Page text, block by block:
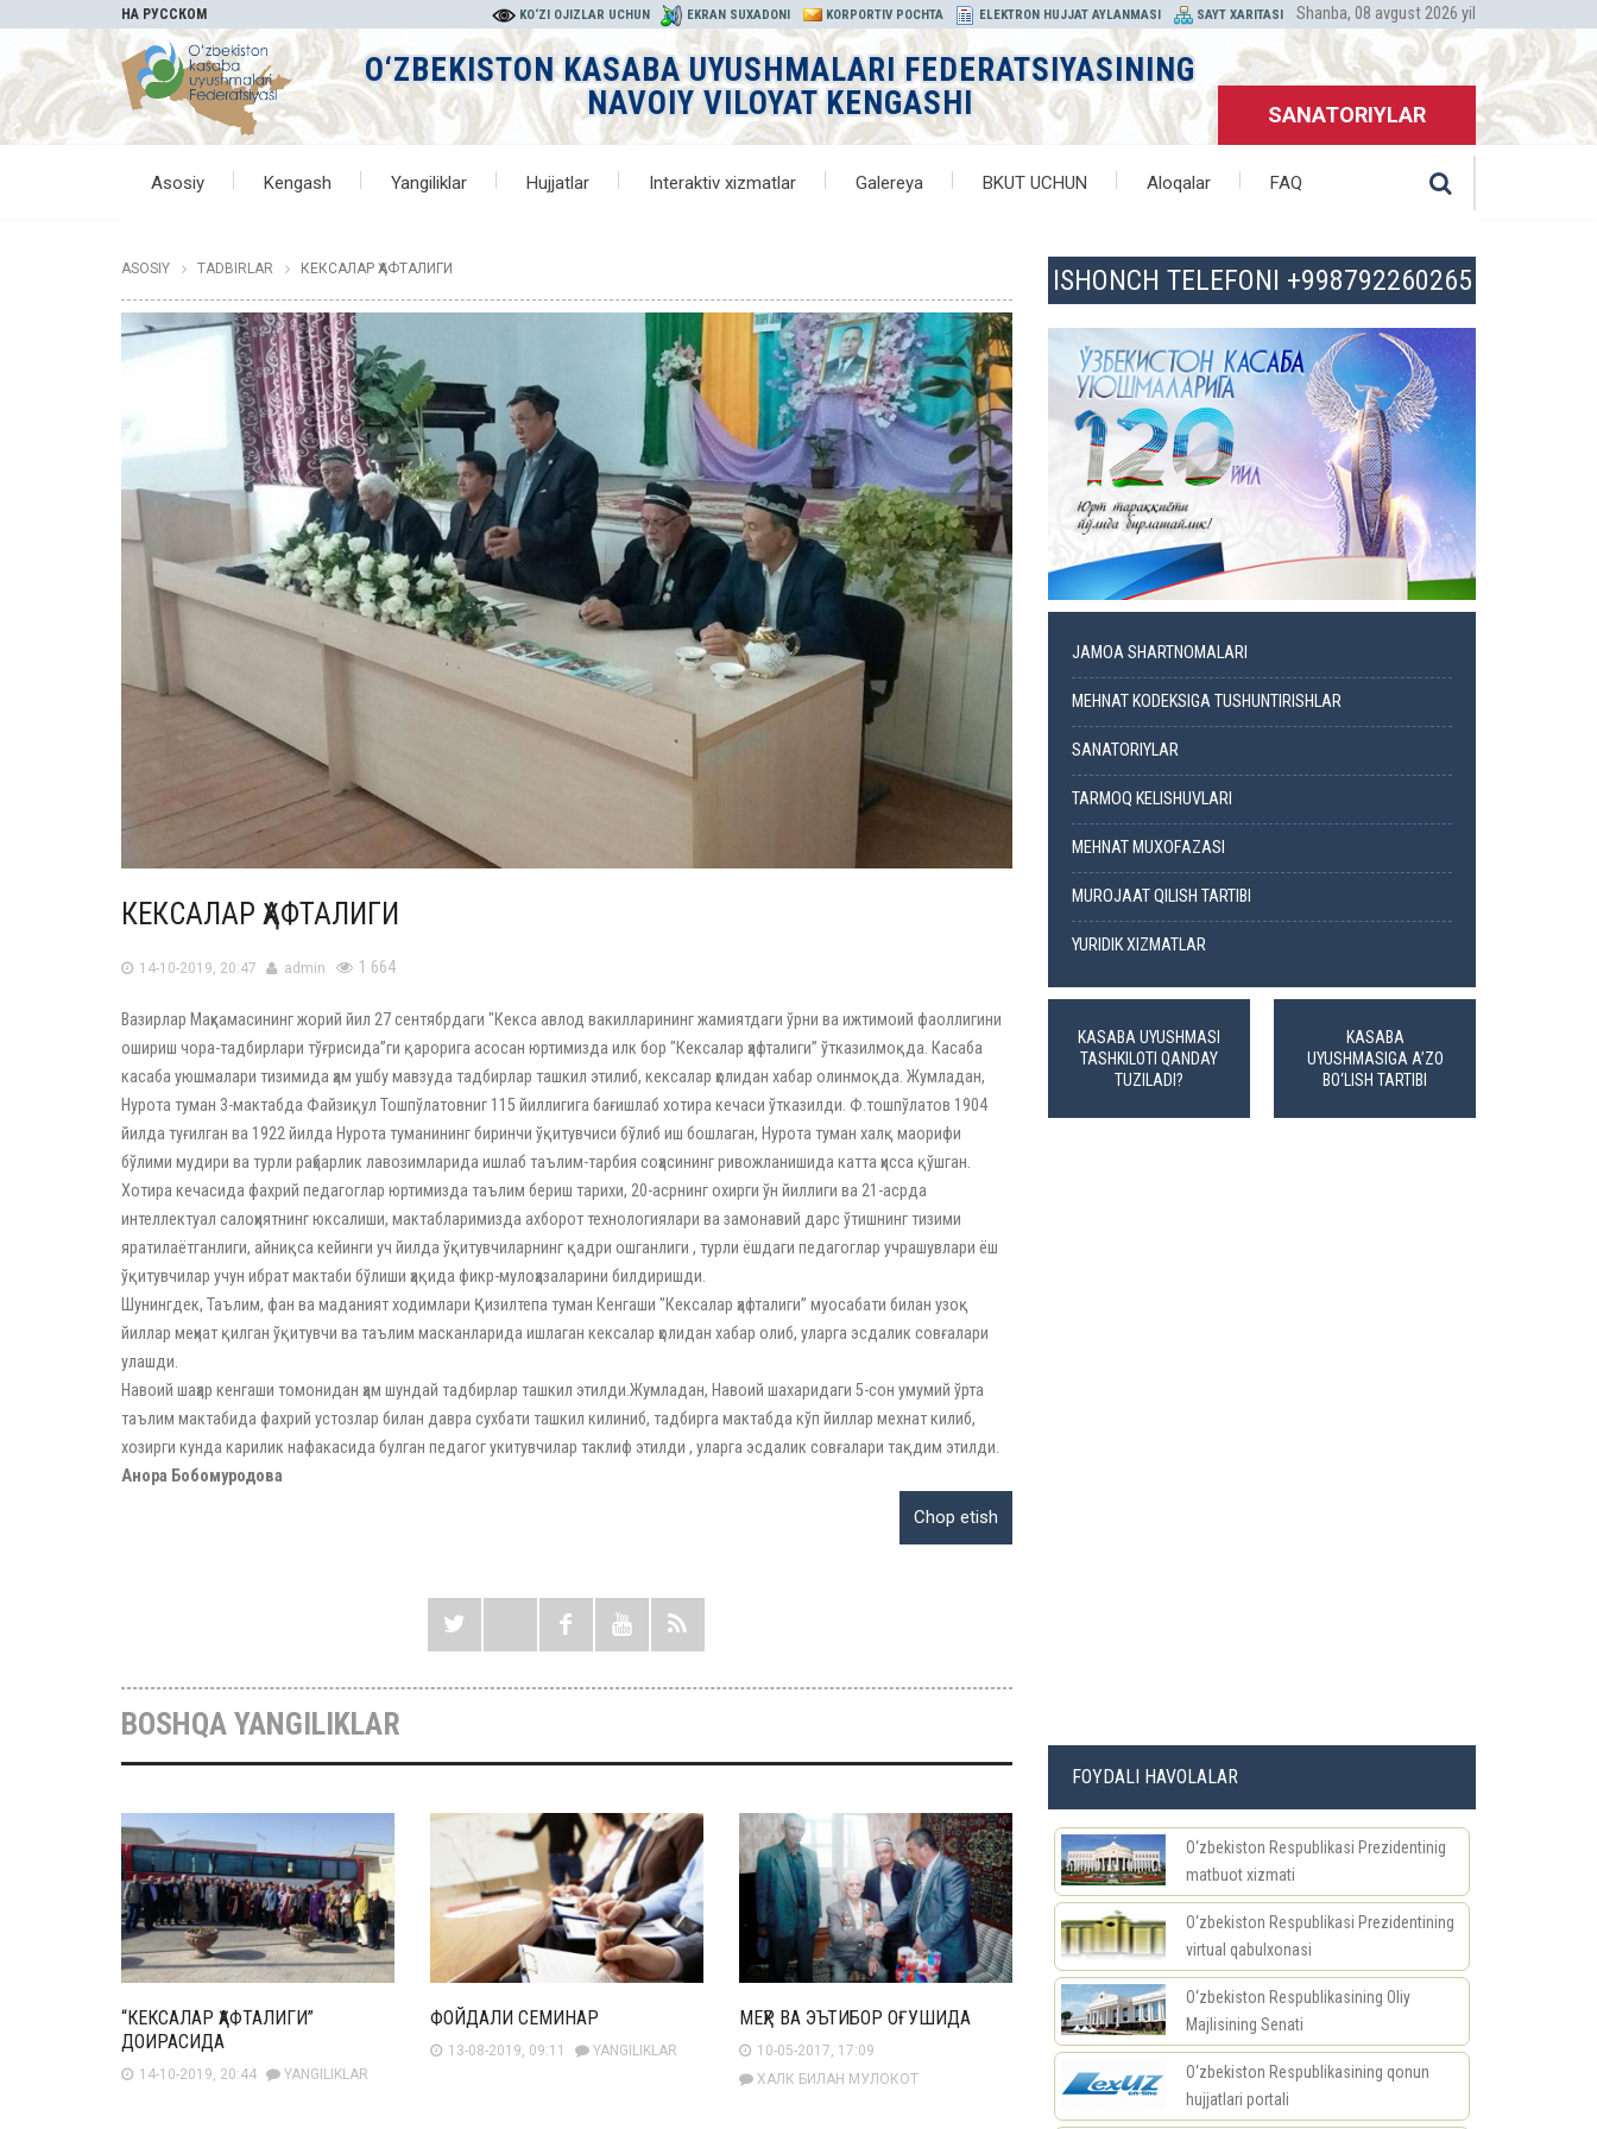
НА РУССКОМ KO‘ZI OJIZLAR UCHUN EKRAN SUXADONI KORPORTIV POCHTA ELEKTRON HUJJAT AYLANMASI SAYT XARITASI Shanba, 08 avgust 2026 yil
O‘ZBEKISTON KASABA UYUSHMALARI FEDERATSIYASINING
NAVOIY VILOYAT KENGASHI
SANATORIYLAR
Asosiy Kengash Yangiliklar Hujjatlar Interaktiv xizmatlar Galereya BKUT UCHUN Aloqalar FAQ
ASOSIY TADBIRLAR КЕКСАЛАР ҲАФТАЛИГИ
КЕКСАЛАР ҲАФТАЛИГИ
14-10-2019, 20:47 admin 1 664
Вазирлар Маҳкамасининг жорий йил 27 сентябрдаги "Кекса авлод вакилларининг жамиятдаги ўрни ва ижтимоий фаоллигини
ошириш чора-тадбирлари тўғрисида”ги қарорига асосан юртимизда илк бор "Кексалар ҳафталиги” ўтказилмоқда. Касаба
касаба уюшмалари тизимида ҳам ушбу мавзуда тадбирлар ташкил этилиб, кексалар ҳолидан хабар олинмоқда. Жумладан,
Нурота туман 3-мактабда Файзиқул Тошпўлатовниг 115 йиллигига бағишлаб хотира кечаси ўтказилди. Ф.тошпўлатов 1904
йилда туғилган ва 1922 йилда Нурота туманининг биринчи ўқитувчиси бўлиб иш бошлаган, Нурота туман халқ маорифи
бўлими мудири ва турли раҳбарлик лавозимларида ишлаб таълим-тарбия соҳасининг ривожланишида катта ҳисса қўшган.
Хотира кечасида фахрий педагоглар юртимизда таълим бериш тарихи, 20-асрнинг охирги ўн йиллиги ва 21-асрда
интеллектуал салоҳиятнинг юксалиши, мактабларимизда ахборот технологиялари ва замонавий дарс ўтишнинг тизими
яратилаётганлиги, айниқса кейинги уч йилда ўқитувчиларнинг қадри ошганлиги , турли ёшдаги педагоглар учрашувлари ёш
ўқитувчилар учун ибрат мактаби бўлиши ҳақида фикр-мулоҳазаларини билдиришди.
Шунингдек, Таълим, фан ва маданият ходимлари Қизилтепа туман Кенгаши "Кексалар ҳафталиги” муосабати билан узоқ
йиллар меҳнат қилган ўқитувчи ва таълим масканларида ишлаган кексалар ҳолидан хабар олиб, уларга эсдалик совғалари
улашди.
Навоий шаҳар кенгаши томонидан ҳам шундай тадбирлар ташкил этилди.Жумладан, Навоий шахаридаги 5-сон умумий ўрта
таълим мактабида фахрий устозлар билан давра сухбати ташкил килиниб, тадбирга мактабда кўп йиллар мехнат килиб,
хозирги кунда карилик нафакасида булган педагог укитувчилар таклиф этилди , уларга эсдалик совғалари тақдим этилди.
Анора Бобомуродова
BOSHQA YANGILIKLAR
“КЕКСАЛАР ҲАФТАЛИГИ”
ДОИРАСИДА
14-10-2019, 20:44 YANGILIKLAR
ФОЙДАЛИ СЕМИНАР
13-08-2019, 09:11 YANGILIKLAR
МЕҲР ВА ЭЪТИБОР ОҒУШИДА
10-05-2017, 17:09
ХАЛК БИЛАН МУЛОКОТ
ISHONCH TELEFONI +998792260265
JAMOA SHARTNOMALARI
MEHNAT KODEKSIGA TUSHUNTIRISHLAR
SANATORIYLAR
TARMOQ KELISHUVLARI
MEHNAT MUXOFAZASI
MUROJAAT QILISH TARTIBI
YURIDIK XIZMATLAR
KASABA UYUSHMASI
TASHKILOTI QANDAY
TUZILADI?
KASABA
UYUSHMASIGA A’ZO
BO‘LISH TARTIBI
FOYDALI HAVOLALAR
O‘zbekiston Respublikasi Prezidentinig
matbuot xizmati
O‘zbekiston Respublikasi Prezidentining
virtual qabulxonasi
O‘zbekiston Respublikasining Oliy
Majlisining Senati
O‘zbekiston Respublikasining qonun
hujjatlari portali